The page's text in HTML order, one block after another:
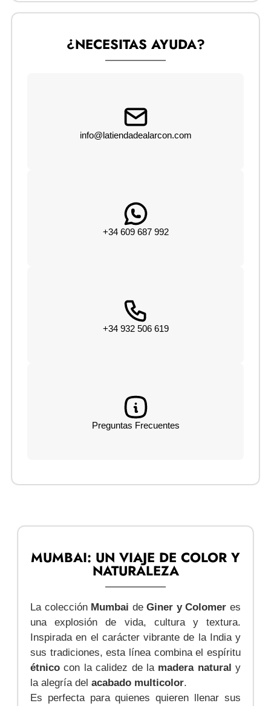
¿NECESITAS AYUDA?
info@latiendadealarcon.com
+34 609 687 992
+34 932 506 619
Preguntas Frecuentes
MUMBAI: UN VIAJE DE COLOR Y
NATURALEZA
La colección Mumbai deGiner y Colomer es
una explosión de vida, cultura y textura.
Inspirada en el carácter vibrante de la India y
sus tradiciones, esta línea combina el espíritu
étnico con la calidez de la madera natural y
la alegría del acabado multicolor.
Es perfecta para quienes quieren llenar sus